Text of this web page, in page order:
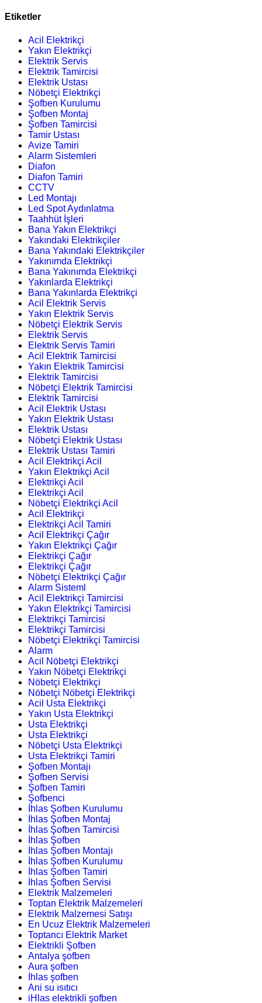
Etiketler
Acil Elektrikçi
Yakın Elektrikçi
Elektrik Servis
Elektrik Tamircisi
Elektrik Ustası
Nöbetçi Elektrikçi
Şofben Kurulumu
Şofben Montaj
Şofben Tamircisi
Tamir Ustası
Avize Tamiri
Alarm Sistemleri
Diafon
Diafon Tamiri
CCTV
Led Montajı
Led Spot Aydınlatma
Taahhüt İşleri
Bana Yakın Elektrikçi
Yakındaki Elektrikçiler
Bana Yakındaki Elektrikçiler
Yakınımda Elektrikçi
Bana Yakınımda Elektrikçi
Yakınlarda Elektrikçi
Bana Yakınlarda Elektrikçi
Acil Elektrik Servis
Yakın Elektrik Servis
Nöbetçi Elektrik Servis
Elektrik Servis
Elektrik Servis Tamiri
Acil Elektrik Tamircisi
Yakın Elektrik Tamircisi
Elektrik Tamircisi
Nöbetçi Elektrik Tamircisi
Elektrik Tamircisi
Acil Elektrik Ustası
Yakın Elektrik Ustası
Elektrik Ustası
Nöbetçi Elektrik Ustası
Elektrik Ustası Tamiri
Acil Elektrikçi Acil
Yakın Elektrikçi Acil
Elektrikçi Acil
Elektrikçi Acil
Nöbetçi Elektrikçi Acil
Acil Elektrikçi
Elektrikçi Acil Tamiri
Acil Elektrikçi Çağır
Yakın Elektrikçi Çağır
Elektrikçi Çağır
Elektrikçi Çağır
Nöbetçi Elektrikçi Çağır
Alarm Sisteml
Acil Elektrikçi Tamircisi
Yakın Elektrikçi Tamircisi
Elektrikçi Tamircisi
Elektrikçi Tamircisi
Nöbetçi Elektrikçi Tamircisi
Alarm
Acil Nöbetçi Elektrikçi
Yakın Nöbetçi Elektrikçi
Nöbetçi Elektrikçi
Nöbetçi Nöbetçi Elektrikçi
Acil Usta Elektrikçi
Yakın Usta Elektrikçi
Usta Elektrikçi
Usta Elektrikçi
Nöbetçi Usta Elektrikçi
Usta Elektrikçi Tamiri
Şofben Montajı
Şofben Servisi
Şofben Tamiri
Şofbenci
İhlas Şofben Kurulumu
İhlas Şofben Montaj
İhlas Şofben Tamircisi
İhlas Şofben
İhlas Şofben Montajı
İhlas Şofben Kurulumu
İhlas Şofben Tamiri
İhlas Şofben Servisi
Elektrik Malzemeleri
Toptan Elektrik Malzemeleri
Elektrik Malzemesi Satışı
En Ucuz Elektrik Malzemeleri
Toptancı Elektrik Market
Elektrikli Şofben
Antalya şofben
Aura şofben
İhlas şofben
Ani su ısıtıcı
iHlas elektrikli şofben